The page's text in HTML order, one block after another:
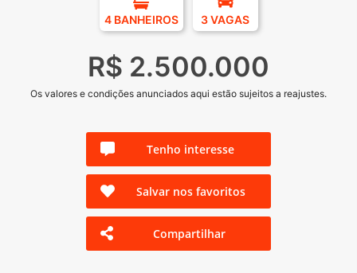
4 BANHEIROS 3 VAGAS
R$ 2.500.000
Os valores e condições anunciados aqui estão sujeitos a reajustes.
Tenho interesse
Salvar nos favoritos
Compartilhar